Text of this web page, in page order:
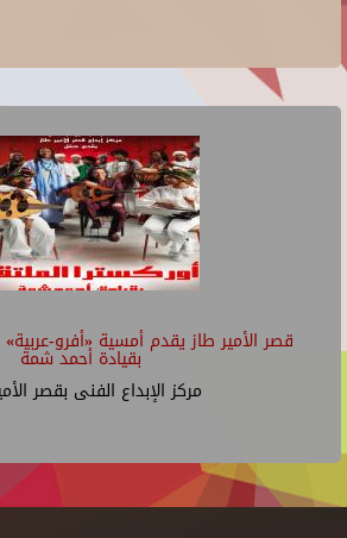
قصر الأمير طاز يقدم أمسية «أفرو-
بقيادة أحمد شمة
مركز الإبداع الفنى بقصر